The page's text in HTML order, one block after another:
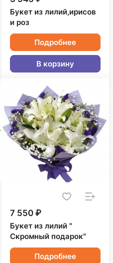
Букет из лилий,ирисов
и роз
Подробнее
В корзину
7 550 ₽
Букет из лилий "
Скромный подарок"
Подробнее